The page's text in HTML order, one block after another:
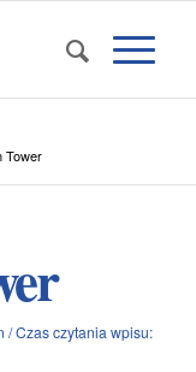
Tower
/Czas czytania wpisu: